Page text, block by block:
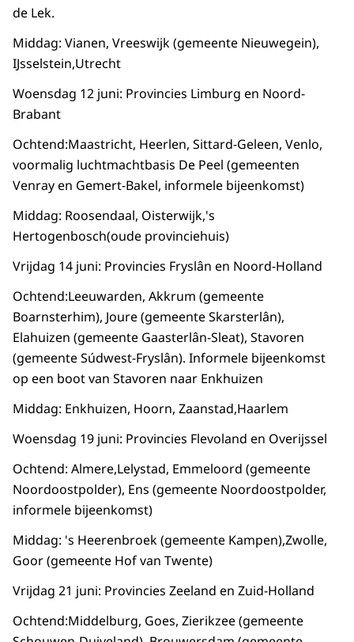
de Lek.
Middag: Vianen, Vreeswijk (gemeente Nieuwegein),
IJsselstein,Utrecht
Woensdag 12 juni: Provincies Limburg en Noord-
Brabant
Ochtend:Maastricht, Heerlen, Sittard-Geleen, Venlo,
voormalig luchtmachtbasis De Peel (gemeenten
Venray en Gemert-Bakel, informele bijeenkomst)
Middag: Roosendaal, Oisterwijk,'s
Hertogenbosch(oude provinciehuis)
Vrijdag 14 juni: Provincies Fryslân en Noord-Holland
Ochtend:Leeuwarden, Akkrum (gemeente
Boarnsterhim), Joure (gemeente Skarsterlân),
Elahuizen (gemeente Gaasterlân-Sleat), Stavoren
(gemeente Súdwest-Fryslân). Informele bijeenkomst
op een boot van Stavoren naar Enkhuizen
Middag: Enkhuizen, Hoorn, Zaanstad,Haarlem
Woensdag 19 juni: Provincies Flevoland en Overijssel
Ochtend: Almere,Lelystad, Emmeloord (gemeente
Noordoostpolder), Ens (gemeente Noordoostpolder,
informele bijeenkomst)
Middag: 's Heerenbroek (gemeente Kampen),Zwolle,
Goor (gemeente Hof van Twente)
Vrijdag 21 juni: Provincies Zeeland en Zuid-Holland
Ochtend:Middelburg, Goes, Zierikzee (gemeente